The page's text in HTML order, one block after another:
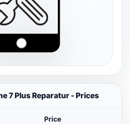
7 Plus Reparatur - Prices
Price